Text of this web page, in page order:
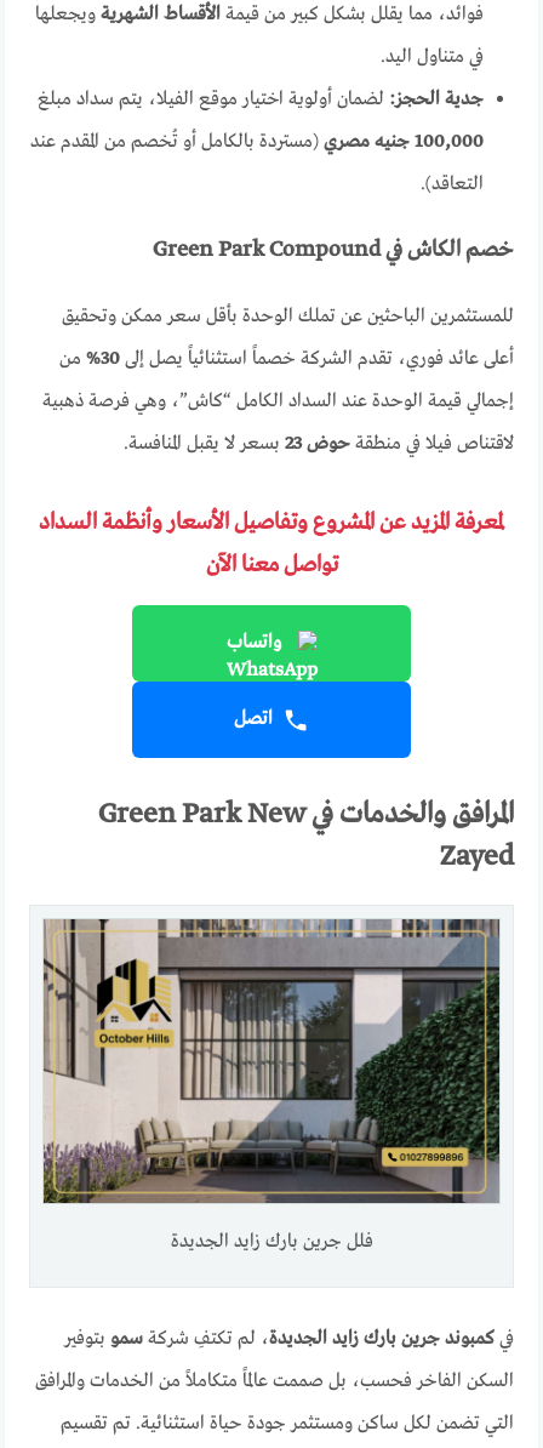
فوائد، مما يقلل بشكل كبير من قيمةالأقساط الشهرية ويجعلها
في متناول اليد.
جدية الحجز: لضمان أولوية اختيار موقع الفيلا، يتم سداد مبلغ
100,000 جنيه مصري
(مستردة بالكامل أو تُخصم من المقدم عند
التعاقد).
خصم الكاش في Green Park Compound
للمستثمرين الباحثين عن تملك الوحدة بأقل سعر ممكن وتحقيق
أعلى عائد فوري، تقدم الشركة خصماً استثنائياً يصل إلى30%
من
إجمالي قيمة الوحدة عند السداد الكامل “كاش”، وهي فرصة ذهبية
لاقتناص فيلا في منطقةحوض 23 بسعر لا يقبل المنافسة.
لمعرفة المزيد عن المشروع وتفاصيل الأسعار وأنظمة السداد
تواصل معنا الآن
واتساب
اتصل
المرافق والخدمات في Green Park New
Zayed
فلل جرين بارك زايد الجديدة
فيكمبوند جرين بارك زايد الجديدة، لم تكتفِ شركةسمو بتوفير
السكن الفاخر فحسب، بل صممت عالماً متكاملاً من الخدمات والمرافق
التي تضمن لكل ساكن ومستثمر جودة حياة استثنائية. تم تقسيم